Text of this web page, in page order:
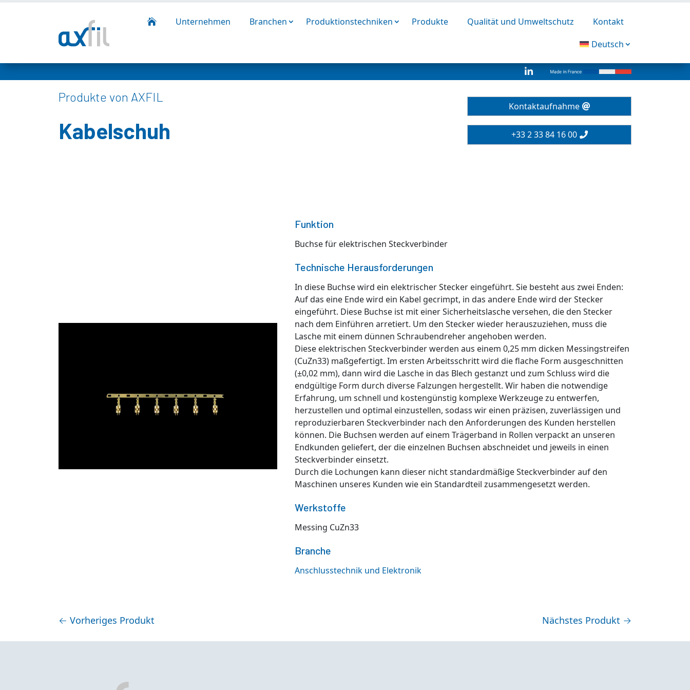
 Unternehmen Branchen Produktionstechniken Produkte Qualität und Umweltschutz
Kontakt
Deutsch

Produkte von AXFIL
Kabelschuh
Kontaktaufnahme
+33 2 33 84 16 00
Funktion
Buchse für elektrischen Steckverbinder
Technische Herausforderungen
In diese Buchse wird ein elektrischer Stecker eingeführt. Sie besteht aus zwei Enden:
Auf das eine Ende wird ein Kabel gecrimpt, in das andere Ende wird der Stecker
eingeführt. Diese Buchse ist mit einer Sicherheitslasche versehen, die den Stecker
nach dem Einführen arretiert. Um den Stecker wieder herauszuziehen, muss die
Lasche mit einem dünnen Schraubendreher angehoben werden.
Diese elektrischen Steckverbinder werden aus einem 0,25 mm dicken Messingstreifen
(CuZn33) maßgefertigt. Im ersten Arbeitsschritt wird die flache Form ausgeschnitten
(±0,02 mm), dann wird die Lasche in das Blech gestanzt und zum Schluss wird die
endgültige Form durch diverse Falzungen hergestellt. Wir haben die notwendige
Erfahrung, um schnell und kostengünstig komplexe Werkzeuge zu entwerfen,
herzustellen und optimal einzustellen, sodass wir einen präzisen, zuverlässigen und
reproduzierbaren Steckverbinder nach den Anforderungen des Kunden herstellen
können. Die Buchsen werden auf einem Trägerband in Rollen verpackt an unseren
Endkunden geliefert, der die einzelnen Buchsen abschneidet und jeweils in einen
Steckverbinder einsetzt.
Durch die Lochungen kann dieser nicht standardmäßige Steckverbinder auf den
Maschinen unseres Kunden wie ein Standardteil zusammengesetzt werden.
Werkstoffe
Messing CuZn33
Branche
Anschlusstechnik und Elektronik
← Vorheriges Produkt Nächstes Produkt →